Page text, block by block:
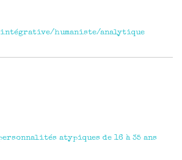
intégrative/humaniste/analytique
atypiques de 16 à 35 ans